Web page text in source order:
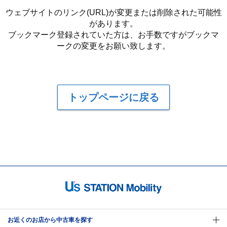
ウェブサイトのリンク(URL)が変更または削除された可能性
があります。
ブックマーク登録されていた方は、お手数ですがブックマ
ークの変更をお願い致します。
トップページに戻る
お近くのお店から中古車を探す